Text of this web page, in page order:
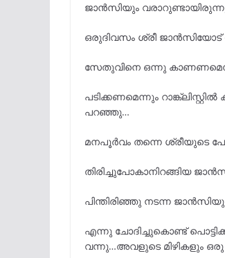
ജാൻസിയും
ഒരുദിവസം ശ്രീ
സേതുവിനെ ഒന്നു
പടിക്കണമെന്നും
പറഞ്ഞു…
മനപൂർവം തന്നെ ശ്രീയുടെ
തിരിച്ചുപോകാനിറങ്ങിയ
പിന്തിരിഞ്ഞു നടന്ന
എന്നു ചോദിച്ചുകൊണ്ട്
വന്നു…അവളുടെ മിഴികളും ഒരു